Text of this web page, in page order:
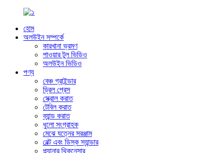
হোম
অলউইন সম্পর্কে
কারখানা ভ্রমণ
পাওয়ার টুল ভিডিও
অলউইন ভিডিও
পণ্য
বেঞ্চ গ্রাইন্ডার
ড্রিল প্রেস
স্ক্রোল করাত
টেবিল করাত
ব্যান্ড করাত
ধুলো সংগ্রাহক
মেঝে যত্নের সরঞ্জাম
বেল্ট এবং ডিস্ক স্যান্ডার
প্ল্যানার থিকনেসার